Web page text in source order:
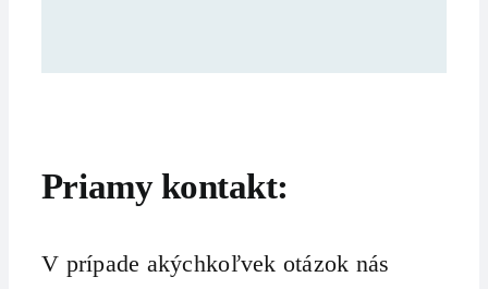
Priamy kontakt:
V prípade akýchkoľvek otázok nás